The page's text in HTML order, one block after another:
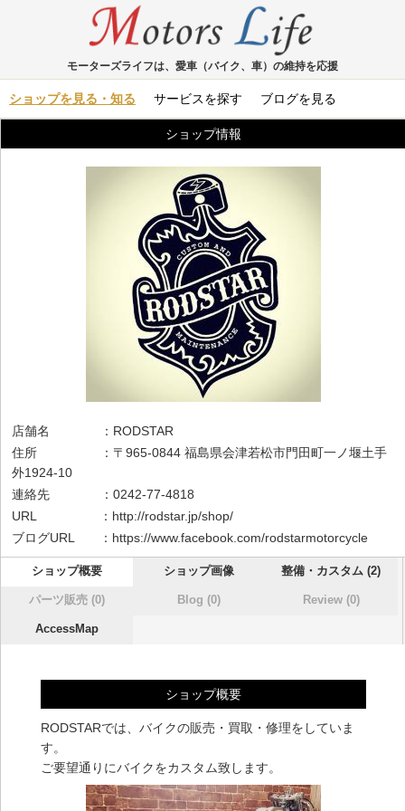
モーターズライフは、愛車（バイク、車）の維持を応援
ショップを見る・知る サービスを探す ブログを見る
ショップ情報
店舗名 ：RODSTAR
住所 ：〒965-0844 福島県会津若松市門田町一ノ堰土手
外1924-10
連絡先 ：0242-77-4818
URL ： http://rodstar.jp/shop/
ブログURL ： https://www.facebook.com/rodstarmotorcycle
ショップ概要 ショップ画像 整備・カスタム (2)
パーツ販売 (0) Blog (0) Review (0)
AccessMap
ショップ概要
RODSTARでは、バイクの販売・買取・修理をしていま
す。
ご要望通りにバイクをカスタム致します。